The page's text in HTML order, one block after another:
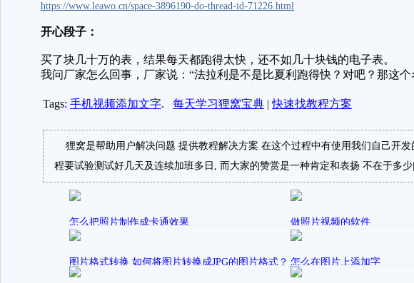
https://www.leawo.cn/space-3896190-do-thread-id-71226.html
开心段子：
买了块几十万的表，结果每天都跑得太快，还不如几十块钱的电子表。
我问厂家怎么回事，厂家说：“法拉利是不是比夏利跑得快？对吧？那这
Tags: 手机视频添加文字. 每天学习狸窝宝典 |快速找教程方案
狸窝是帮助用户解决问题 提供教程解决方案 在这个过程中有使用我们自己开
程要试验测试好几天及连续加班多日, 而大家的赞赏是一种肯定和表扬 不在于多
怎么把照片制作成卡通效果 做照片视频的软件
图片格式转换 如何将图片转换成JPG的图片格式？
图片批量格式转换
怎么在图片上添加字